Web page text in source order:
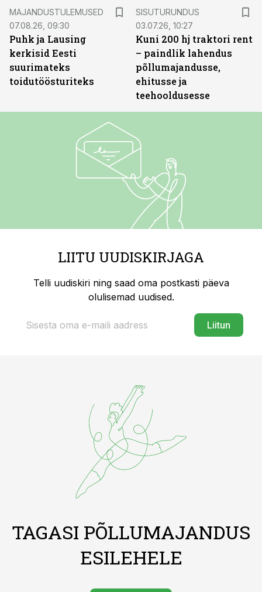
MAJANDUSTULEMUSED
07.08.26, 09:30
Puhk ja Lausing
kerkisid Eesti
suurimateks
toidutöösturiteks
SISUTURUNDUS
03.07.26, 10:27
Kuni 200 hj traktori rent
– paindlik lahendus
põllumajandusse,
ehitusse ja
teehooldusesse
LIITU UUDISKIRJAGA
Telli uudiskiri ning saad oma postkasti päeva
olulisemad uudised.
Liitun
TAGASI PÕLLUMAJANDUS
ESILEHELE